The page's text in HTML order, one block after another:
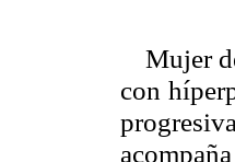
Mujer
con